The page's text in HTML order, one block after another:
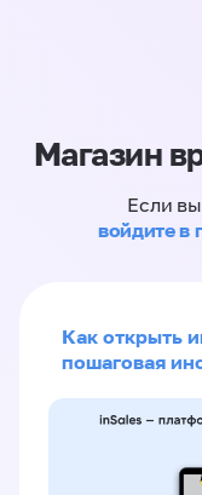
Магазин
Если
войдите в
Как открыть
пошаговая